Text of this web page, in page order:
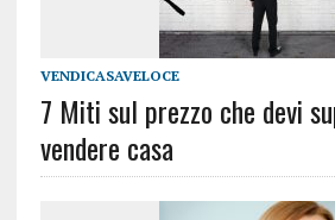
VENDICASAVELOCE
7 Miti sul prezzo che devi
vendere casa